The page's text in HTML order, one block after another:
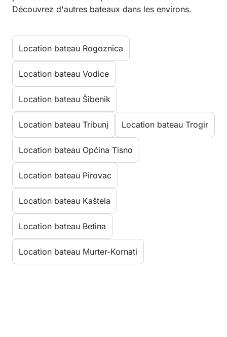
Découvrez d'autres bateaux dans les environs.
Location bateau Rogoznica
Location bateau Vodice
Location bateau Šibenik
Location bateau Tribunj Location bateau Trogir
Location bateau Općina Tisno
Location bateau Pirovac
Location bateau Kaštela
Location bateau Betina
Location bateau Murter-Kornati